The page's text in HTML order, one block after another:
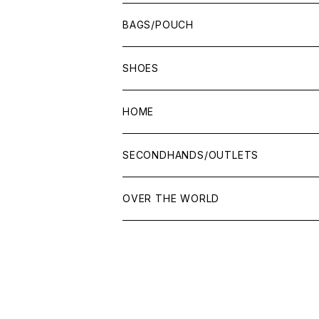
BAGS/POUCH
SHOES
HOME
SECONDHANDS/OUTLETS
OVER THE WORLD